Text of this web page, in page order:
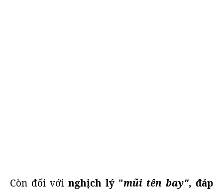
Còn đối với nghịch lý "mũi tên bay", đáp